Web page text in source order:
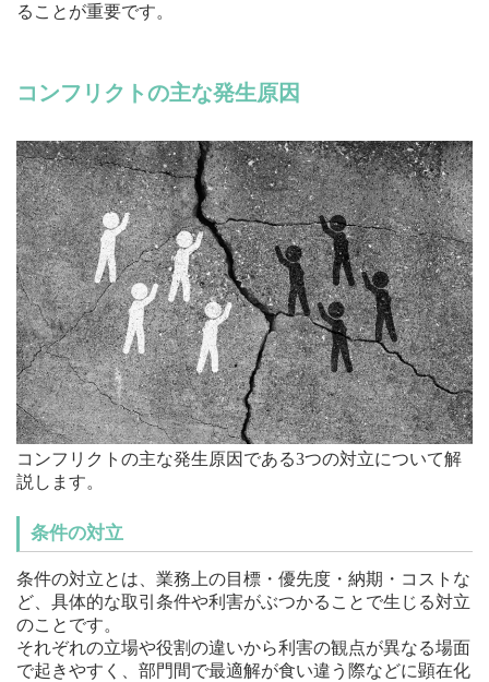
ることが重要です。
コンフリクトの主な発生原因
コンフリクトの主な発生原因である3つの対立について解
説します。
条件の対立
条件の対立とは、業務上の目標・優先度・納期・コストな
ど、具体的な取引条件や利害がぶつかることで生じる対立
のことです。
それぞれの立場や役割の違いから利害の観点が異なる場面
で起きやすく、部門間で最適解が食い違う際などに顕在化